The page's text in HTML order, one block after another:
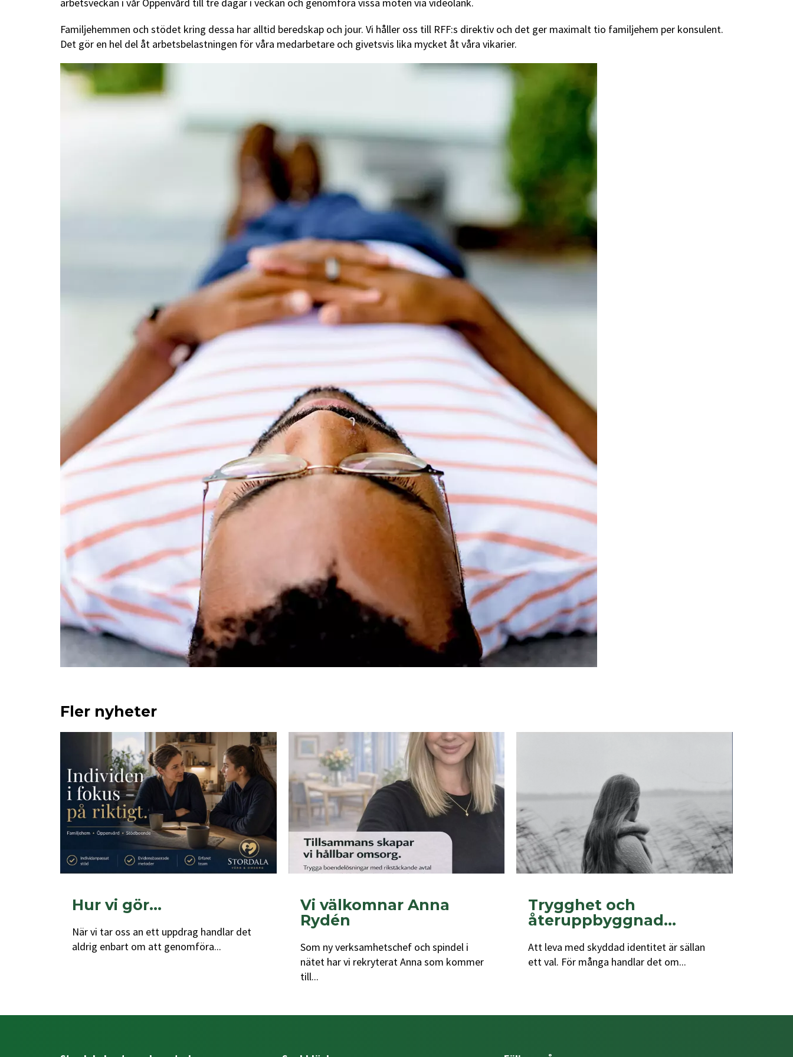
Familjehemmen och stödet kring dessa har alltid beredskap och jour. Vi håller oss till RFF:s direktiv och det ger maximalt tio familjehem per konsulent.
Det gör en hel del åt arbetsbelastningen för våra medarbetare och givetsvis lika mycket åt våra vikarier.
Fler nyheter
Hur vi gör…
När vi tar oss an ett uppdrag handlar det
aldrig enbart om att genomföra...
Vi välkomnar Anna
Rydén
Som ny verksamhetschef och spindel i
nätet har vi rekryterat Anna som kommer
till...
Trygghet och
återuppbyggnad...
Att leva med skyddad identitet är sällan
ett val. För många handlar det om...